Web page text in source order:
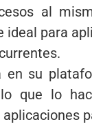
al
ideal para
en su
lo que lo